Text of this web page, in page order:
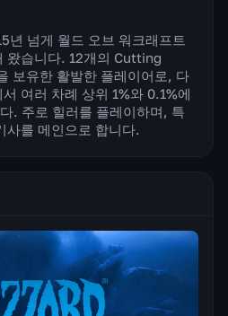
년 넘게 월드 오브 워크래프트
왔습니다. 12개의 Cutting
보유한 활발한 플레이어로, 다
여러 차례 상위 1%와 0.1%에
. 주로 힐러를 플레이하며, 특
사를 메인으로 합니다.